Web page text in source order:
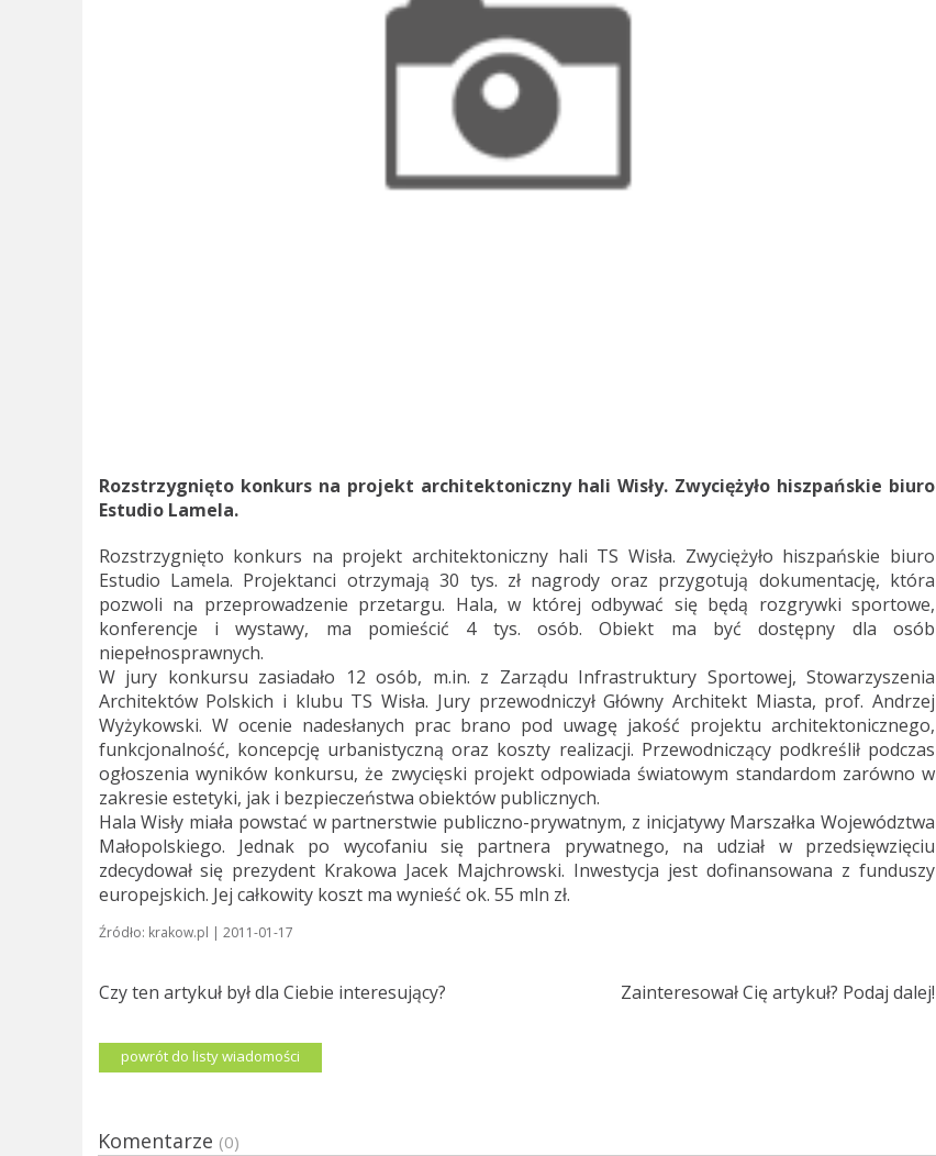
Rozstrzygnięto konkurs na projekt architektoniczny hali Wisły. Zwyciężyło hiszpańskie biuro
Estudio Lamela.
Rozstrzygnięto konkurs na projekt architektoniczny hali TS Wisła. Zwyciężyło hiszpańskie biuro
Estudio Lamela. Projektanci otrzymają 30 tys. zł nagrody oraz przygotują dokumentację, która
pozwoli na przeprowadzenie przetargu. Hala, w której odbywać się będą rozgrywki sportowe,
konferencje i wystawy, ma pomieścić 4 tys. osób. Obiekt ma być dostępny dla osób
niepełnosprawnych.
W jury konkursu zasiadało 12 osób, m.in. z Zarządu Infrastruktury Sportowej, Stowarzyszenia
Architektów Polskich i klubu TS Wisła. Jury przewodniczył Główny Architekt Miasta, prof. Andrzej
Wyżykowski. W ocenie nadesłanych prac brano pod uwagę jakość projektu architektonicznego,
funkcjonalność, koncepcję urbanistyczną oraz koszty realizacji. Przewodniczący podkreślił podczas
ogłoszenia wyników konkursu, że zwycięski projekt odpowiada światowym standardom zarówno w
zakresie estetyki, jak i bezpieczeństwa obiektów publicznych.
Hala Wisły miała powstać w partnerstwie publiczno-prywatnym, z inicjatywy Marszałka Województwa
Małopolskiego. Jednak po wycofaniu się partnera prywatnego, na udział w przedsięwzięciu
zdecydował się prezydent Krakowa Jacek Majchrowski. Inwestycja jest dofinansowana z funduszy
europejskich. Jej całkowity koszt ma wynieść ok. 55 mln zł.
Źródło: krakow.pl | 2011-01-17
Czy ten artykuł był dla Ciebie interesujący? Zainteresował Cię artykuł? Podaj dalej!
powrót do listy wiadomości
Komentarze (0)